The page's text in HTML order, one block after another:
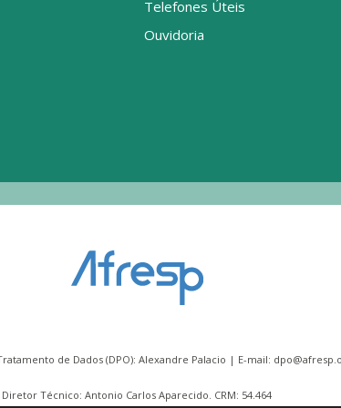
Telefones Úteis
Ouvidoria
de Dados (DPO): Alexandre Palacio | E-mail:
Diretor Técnico: Antonio Carlos Aparecido. CRM: 54.464